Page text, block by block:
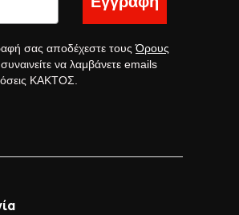
σας αποδέχεστε τουςΌρους
συναινείτε να λαμβάνετε emails
ΚΑΚΤΟΣ.